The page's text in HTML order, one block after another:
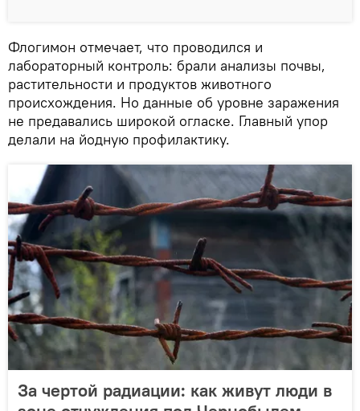
Флогимон отмечает, что проводился и
лабораторный контроль: брали анализы почвы,
растительности и продуктов животного
происхождения. Но данные об уровне заражения
не предавались широкой огласке. Главный упор
делали на йодную профилактику.
За чертой радиации: как живут люди в